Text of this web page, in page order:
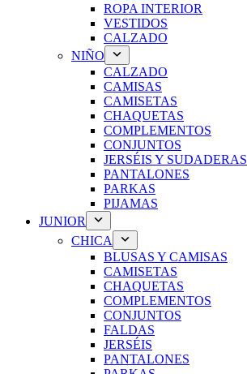
ROPA INTERIOR
VESTIDOS
CALZADO
NIÑO
CALZADO
CAMISAS
CAMISETAS
CHAQUETAS
COMPLEMENTOS
CONJUNTOS
JERSÉIS Y SUDADERAS
PANTALONES
PARKAS
PIJAMAS
JUNIOR
CHICA
BLUSAS Y CAMISAS
CAMISETAS
CHAQUETAS
COMPLEMENTOS
CONJUNTOS
FALDAS
JERSÉIS
PANTALONES